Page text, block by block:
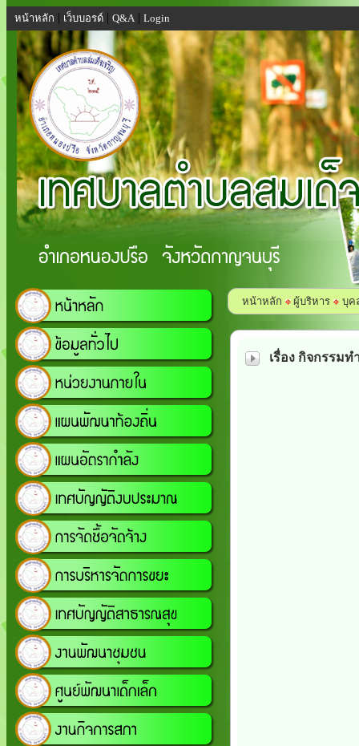
หน้าหลัก | เว็บบอรด์ | Q&A | Login
หน้าหลัก ผู้บริหาร บุค
เรื่อง กิจกรรม